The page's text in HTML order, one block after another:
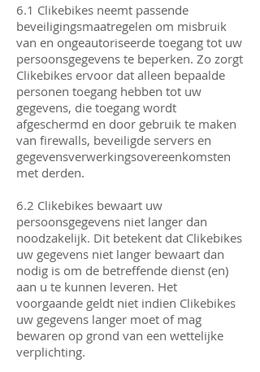
6.1 Clikebikes neemt passende
beveiligingsmaatregelen om misbruik
van en ongeautoriseerde toegang tot uw
persoonsgegevens te beperken. Zo zorgt
Clikebikes ervoor dat alleen bepaalde
personen toegang hebben tot uw
gegevens, die toegang wordt
afgeschermd en door gebruik te maken
van firewalls, beveiligde servers en
gegevensverwerkingsovereenkomsten
met derden.
6.2 Clikebikes bewaart uw
persoonsgegevens niet langer dan
noodzakelijk. Dit betekent dat Clikebikes
uw gegevens niet langer bewaart dan
nodig is om de betreffende dienst (en)
aan u te kunnen leveren. Het
voorgaande geldt niet indien Clikebikes
uw gegevens langer moet of mag
bewaren op grond van een wettelijke
verplichting.